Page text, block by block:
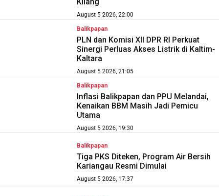
August 5 2026, 22:00
Balikpapan
PLN dan Komisi XII DPR RI Perkuat
Sinergi Perluas Akses Listrik di Kaltim-
Kaltara
August 5 2026, 21:05
Balikpapan
Inflasi Balikpapan dan PPU Melandai,
Kenaikan BBM Masih Jadi Pemicu
Utama
August 5 2026, 19:30
Balikpapan
Tiga PKS Diteken, Program Air Bersih
Kariangau Resmi Dimulai
August 5 2026, 17:37